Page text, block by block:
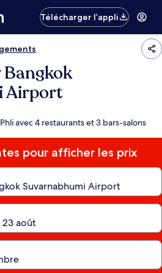
Télécharger l’appli
Airport
avec 4 restaurants et 3 bars-salons
pour afficher les prix